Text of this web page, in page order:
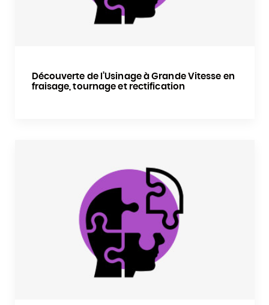
Découverte de l’Usinage à Grande Vitesse en
fraisage, tournage et rectification